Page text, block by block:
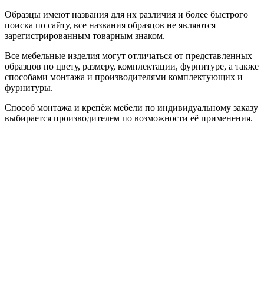
Образцы имеют названия для их различия и более быстрого
поиска по сайту, все названия образцов не являются
зарегистрированным товарным знаком.
Все мебельные изделия могут отличаться от представленных
образцов по цвету, размеру, комплектации, фурнитуре, а также
способами монтажа и производителями комплектующих и
фурнитуры.
Способ монтажа и крепёж мебели по индивидуальному заказу
выбирается производителем по возможности её применения.